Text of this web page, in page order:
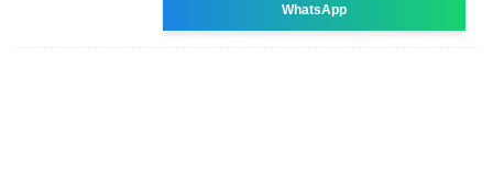
WhatsApp